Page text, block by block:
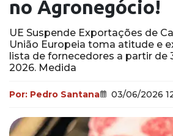
no Agronegócio!
UE Suspende Exportações de
União Europeia toma atitude e
lista de fornecedores a partir de
2026. Medida
Por: Pedro Santana 03/06/2026